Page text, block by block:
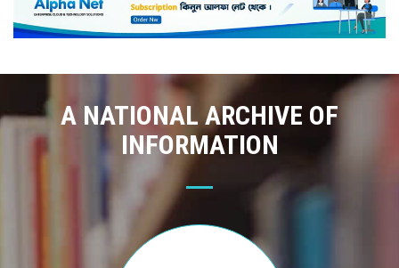
A NATIONAL ARCHIVE OF
INFORMATION